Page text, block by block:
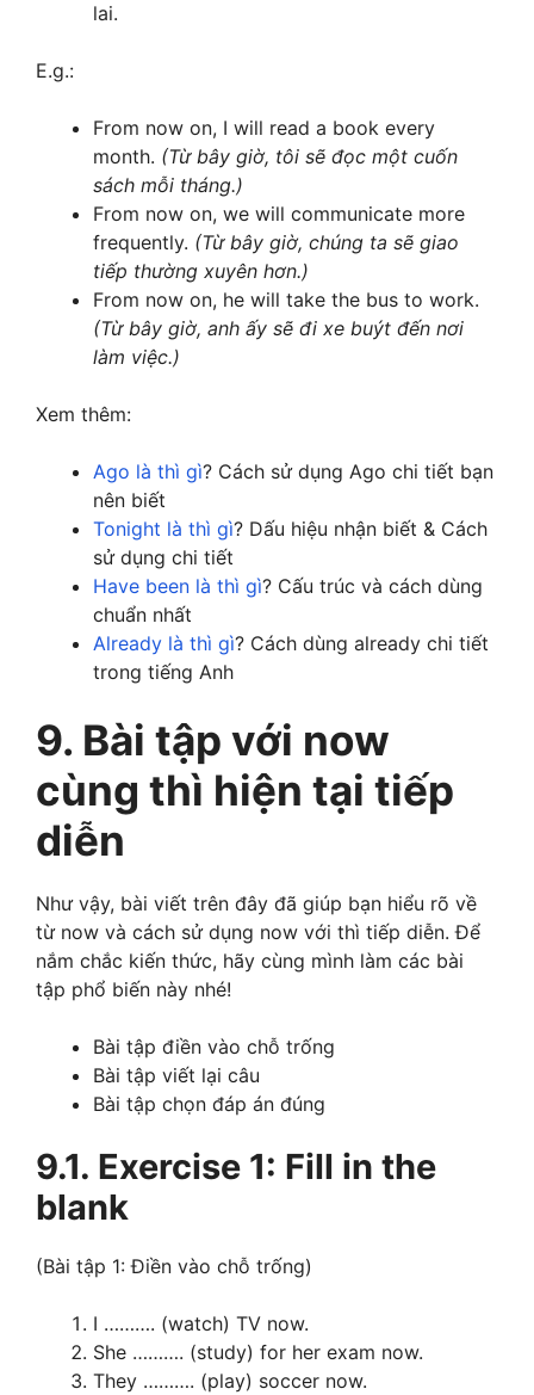
lai.
E.g.:
From now on, I will read a book every
month. (Từ bây giờ, tôi sẽ đọc một cuốn
sách mỗi tháng.)
From now on, we will communicate more
frequently. (Từ bây giờ, chúng ta sẽ giao
tiếp thường xuyên hơn.)
From now on, he will take the bus to work.
(Từ bây giờ, anh ấy sẽ đi xe buýt đến nơi
làm việc.)
Xem thêm:
Ago là thì gì? Cách sử dụng Ago chi tiết bạn
nên biết
Tonight là thì gì? Dấu hiệu nhận biết & Cách
sử dụng chi tiết
Have been là thì gì? Cấu trúc và cách dùng
chuẩn nhất
Already là thì gì? Cách dùng already chi tiết
trong tiếng Anh
9. Bài tập với now
cùng thì hiện tại tiếp
diễn
Như vậy, bài viết trên đây đã giúp bạn hiểu rõ về
từ now và cách sử dụng now với thì tiếp diễn. Để
nắm chắc kiến thức, hãy cùng mình làm các bài
tập phổ biến này nhé!
Bài tập điền vào chỗ trống
Bài tập viết lại câu
Bài tập chọn đáp án đúng
9.1. Exercise 1: Fill in the
blank
(Bài tập 1: Điền vào chỗ trống)
I ………. (watch) TV now.
She ………. (study) for her exam now.
They ………. (play) soccer now.